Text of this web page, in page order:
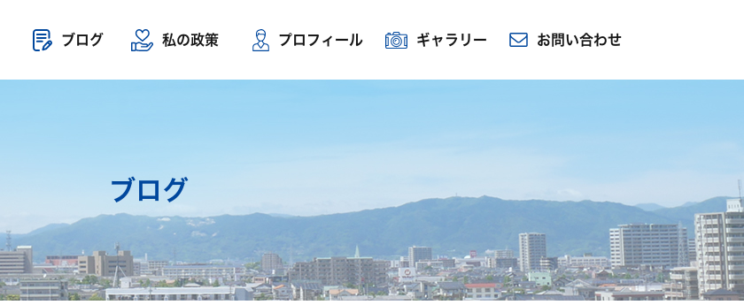
ブログ 私の政策 プロフィール ギャラリー お問い合わせ
ブログ